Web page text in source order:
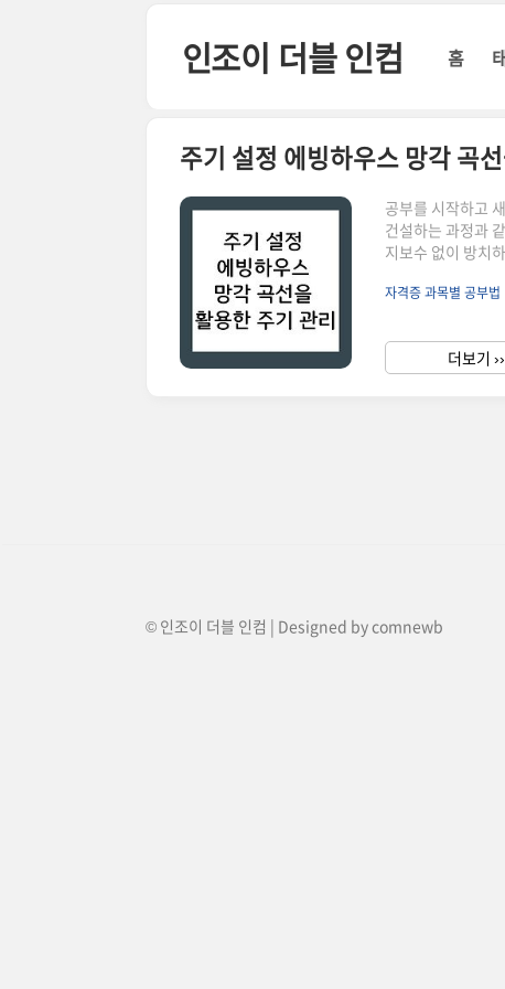
인조이 더블 인컴 홈
주기 설정 에빙하우스 망각 곡
공부를 시작하고
건설하는 과정과
지보수 없이 방치
신의 기억력 문제
어떻게 해야 그 망
은 결함이 아니라
자격증 과목별 공부법
더보기 ››
© 인조이 더블 인컴 | Designed bycomnewb